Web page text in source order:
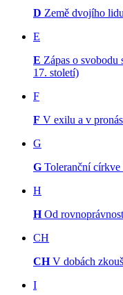
D Země dvojího
E
E Zápas o
17. století)
F
F V exilu a v
G
G Toleranční
H
HOd
CH
CHV dobách
I